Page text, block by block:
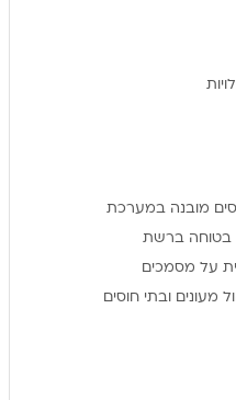
בטוחה ברשת
מעונים ובתי חוסים